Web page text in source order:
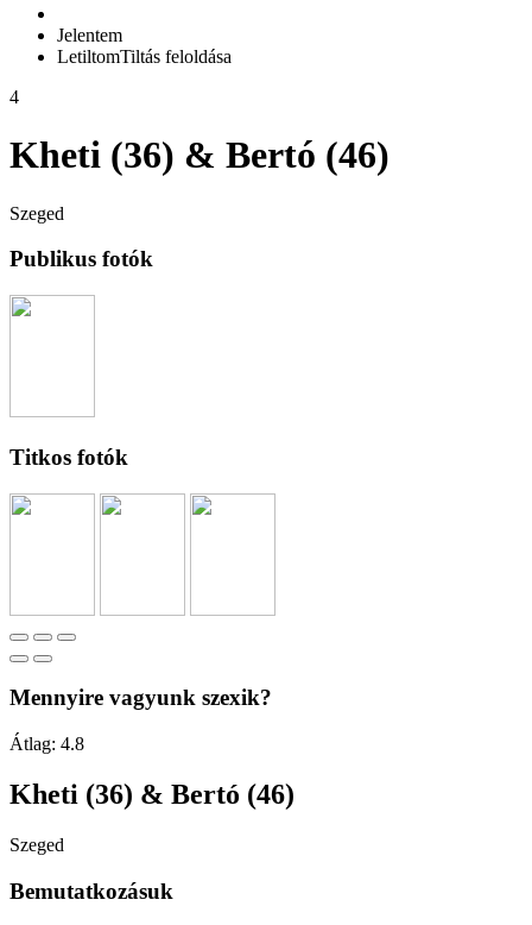
Jelentem
LetiltomTiltás feloldása
4
Kheti (36) & Bertó (46)
Szeged
Publikus fotók
Titkos fotók
Mennyire vagyunk szexik?
Átlag: 4.8
Kheti (36) & Bertó (46)
Szeged
Bemutatkozásuk